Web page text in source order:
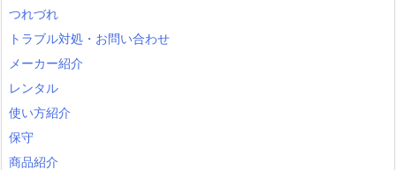
つれづれ
トラブル対処・お問い合わせ
メーカー紹介
レンタル
使い方紹介
保守
商品紹介